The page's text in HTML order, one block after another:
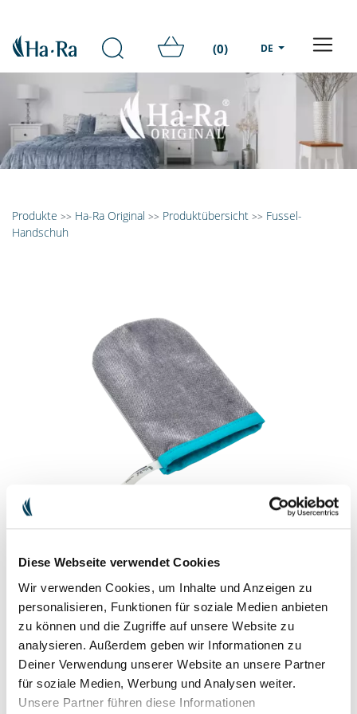
Diese Webseite verwendet Cookies
Wir verwenden Cookies, um Inhalte und Anzeigen zu
personalisieren, Funktionen für soziale Medien anbieten
zu können und die Zugriffe auf unsere Website zu
analysieren. Außerdem geben wir Informationen zu
Deiner Verwendung unserer Website an unsere Partner
für soziale Medien, Werbung und Analysen weiter.
Unsere Partner führen diese Informationen
(0) DE
Produkte >> Ha-Ra Original >> Produktübersicht >> Fussel-
Handschuh
FUSSEL-HANDSCHUH
Lässt Fusseln und Haaren keine Chance
Unser Fusselhandschuh macht Dich mit seinem Spezialgewebe
fusselfrei. Sowohl Deine Kleidung als auch Deine Polstermöbel
werden auf schonende Art und Weise von lästigen Haaren und
Fusseln befreit.
12,90 € inkl. MwSt. zzgl.